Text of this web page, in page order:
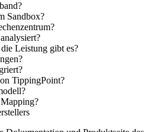
Sandbox?
Leistung gibt es?
TippingPoint?